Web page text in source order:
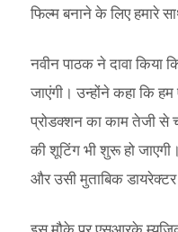
फिल्म बनाने के लिए हमारे
नवीन पाठक ने दावा किया
जाएंगी। उन्होंने कहा कि
प्रोडक्शन का काम तेजी से
की शूटिंग भी शुरू हो
और उसी मुताबिक